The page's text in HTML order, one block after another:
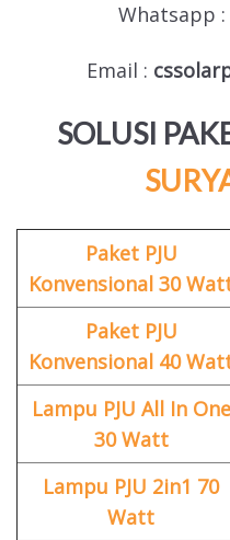
Whatsapp :
Email :
SOLUSI
Paket PJU
Konvensional 30
Paket PJU
Konvensional 40
Lampu PJU All In One
30 Watt
Lampu PJU 2in1 70
Watt